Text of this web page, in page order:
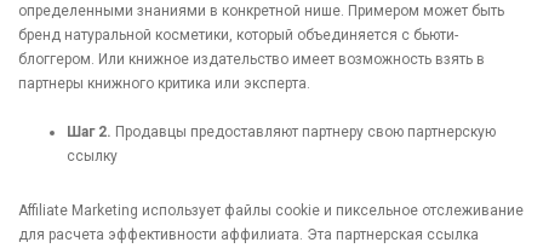
определенными знаниями в конкретной нише. Примером может быть
бренд натуральной косметики, который объединяется с бьюти-
блоггером. Или книжное издательство имеет возможность взять в
партнеры книжного критика или эксперта.
Шаг 2. Продавцы предоставляют партнеру свою партнерскую
ссылку
Affiliate Marketing использует файлы cookie и пиксельное отслеживание
для расчета эффективности аффилиата. Эта партнерская ссылка